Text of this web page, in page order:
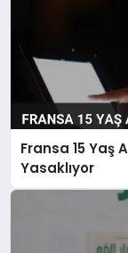
Fransa 15 Yaş
Yasaklıyor